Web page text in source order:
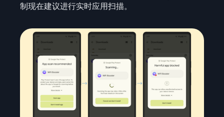
制现在建议进行实时应用扫描。